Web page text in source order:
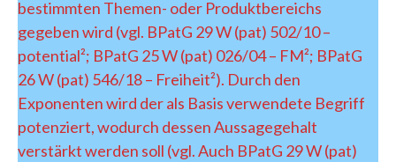
bestimmten Themen- oder Produktbereichs
gegeben wird (vgl. BPatG 29 W (pat) 502/10 –
potential²; BPatG 25 W (pat) 026/04 – FM²; BPatG
26 W (pat) 546/18 – Freiheit²). Durch den
Exponenten wird der als Basis verwendete Begriff
potenziert, wodurch dessen Aussagegehalt
verstärkt werden soll (vgl. Auch BPatG 29 W (pat)